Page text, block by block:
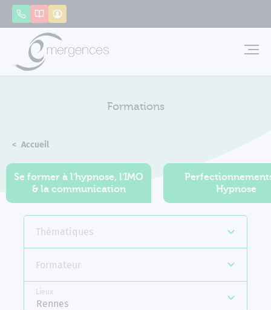
AppelerCatalogue
Formations
Accueil
Se former à l'hypnose, l'IMO
& la communication
Hypnose
Thématiques
Formateur
Lieux
Rennes
Panneau de gestion des cookies